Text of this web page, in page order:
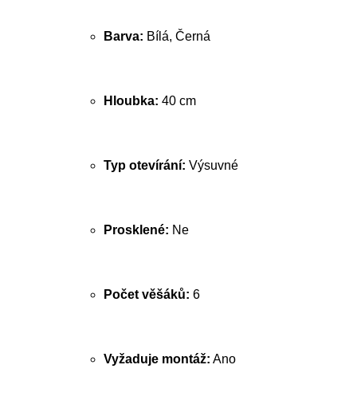
Barva: Bílá, Černá
Hloubka: 40 cm
Typ otevírání: Výsuvné
Prosklené: Ne
Počet věšáků: 6
Vyžaduje montáž: Ano